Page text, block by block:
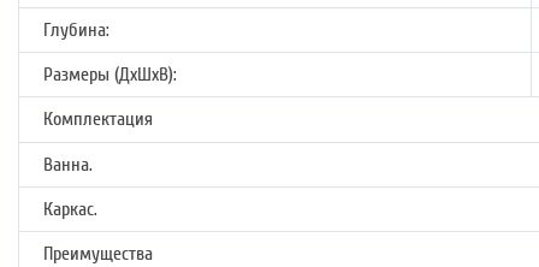
Глубина:
Размеры (ДхШхВ):
Комплектация
Ванна.
Каркас.
Преимущества